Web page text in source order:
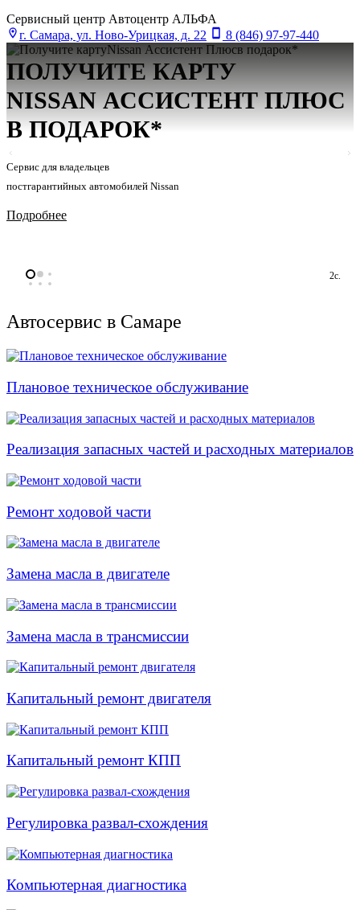
Сервисный центр Автоцентр АЛЬФА
г. Самара, ул. Ново-Урицкая, д. 22
8 (846) 97-97-440
ПОЛУЧИТЕ КАРТУ
NISSAN АСCИСТЕНТ ПЛЮС
В ПОДАРОК*
Сервис для владельцев
постгарантийных автомобилей Nissan
Подробнее
2с.
Автосервис в Самаре
Плановое техническое обслуживание
Реализация запасных частей и расходных материалов
Ремонт ходовой части
Замена масла в двигателе
Замена масла в трансмиссии
Капитальный ремонт двигателя
Капитальный ремонт КПП
Регулировка развал-схождения
Компьютерная диагностика